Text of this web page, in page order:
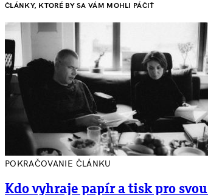
ČLÁNKY, KTORÉ BY SA VÁM MOHLI PÁČIŤ
POKRAČOVANIE ČLÁNKU
Kdo vyhraje papír a tisk pro